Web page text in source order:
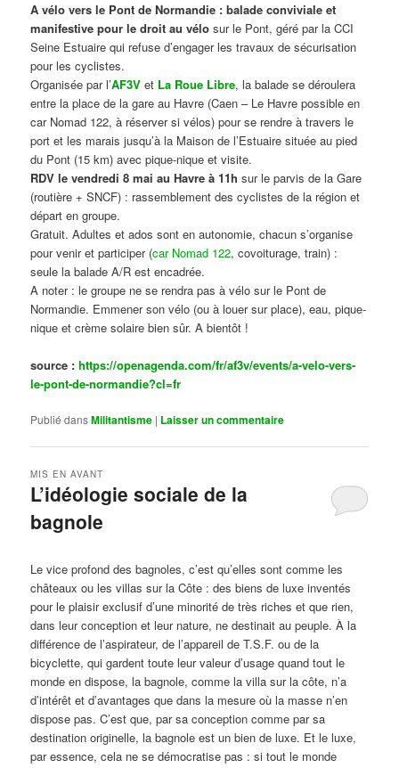
A vélo vers le Pont de Normandie : balade conviviale et
manifestive pour le droit au vélo sur le Pont, géré par la CCI
Seine Estuaire qui refuse d’engager les travaux de sécurisation
pour les cyclistes.
Organisée par l’AF3V et La Roue Libre, la balade se déroulera
entre la place de la gare au Havre (Caen – Le Havre possible en
car Nomad 122, à réserver si vélos) pour se rendre à travers le
port et les marais jusqu’à la Maison de l’Estuaire située au pied
du Pont (15 km) avec pique-nique et visite.
RDV le vendredi 8 mai au Havre à 11h sur le parvis de la Gare
(routière + SNCF) : rassemblement des cyclistes de la région et
départ en groupe.
Gratuit. Adultes et ados sont en autonomie, chacun s’organise
pour venir et participer (car Nomad 122, covoiturage, train) :
seule la balade A/R est encadrée.
A noter : le groupe ne se rendra pas à vélo sur le Pont de
Normandie. Emmener son vélo (ou à louer sur place), eau, pique-
nique et crème solaire bien sûr. A bientôt !
source :https://openagenda.com/fr/af3v/events/a-velo-vers-
le-pont-de-normandie?cl=fr
Publié dansMilitantisme | Laisser un commentaire
L’idéologie sociale de la
bagnole
MIS EN AVANT
Le vice profond des bagnoles, c’est qu’elles sont comme les
châteaux ou les villas sur la Côte : des biens de luxe inventés
pour le plaisir exclusif d’une minorité de très riches et que rien,
dans leur conception et leur nature, ne destinait au peuple. À la
différence de l’aspirateur, de l’appareil de T.S.F. ou de la
bicyclette, qui gardent toute leur valeur d’usage quand tout le
monde en dispose, la bagnole, comme la villa sur la côte, n’a
d’intérêt et d’avantages que dans la mesure où la masse n’en
dispose pas. C’est que, par sa conception comme par sa
destination originelle, la bagnole est un bien de luxe. Et le luxe,
par essence, cela ne se démocratise pas : si tout le monde